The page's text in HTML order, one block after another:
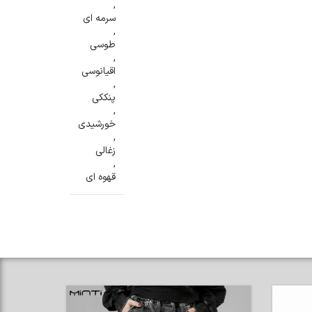
,
سرمه ای
,
طوسی
,
اقیانوسی
,
پنککی
,
خورشیدی
,
زغالی
,
قهوه ای